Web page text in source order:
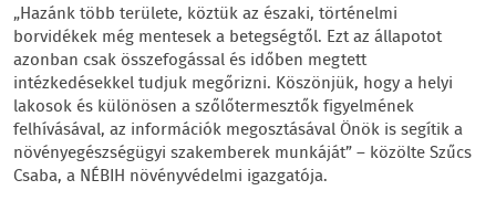
„Hazánk több területe, köztük az északi, történelmi
borvidékek még mentesek a betegségtől. Ezt az állapotot
azonban csak összefogással és időben megtett
intézkedésekkel tudjuk megőrizni. Köszönjük, hogy a helyi
lakosok és különösen a szőlőtermesztők figyelmének
felhívásával, az információk megosztásával Önök is segítik a
növényegészségügyi szakemberek munkáját” – közölte Szűcs
Csaba, a NÉBIH növényvédelmi igazgatója.